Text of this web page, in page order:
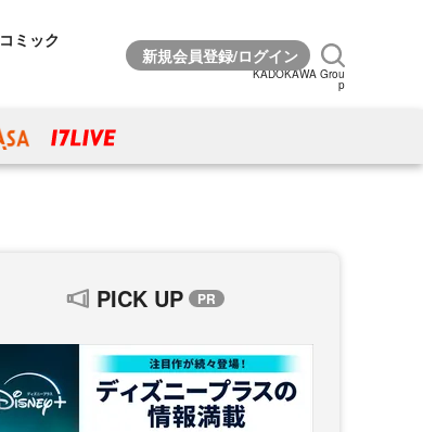
コミック
KADOKAWA Grou
p
PICK UP